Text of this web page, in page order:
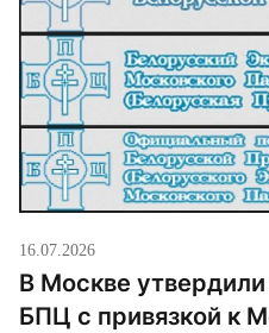
16.07.2026
В Москве
БПЦ с привязкой к